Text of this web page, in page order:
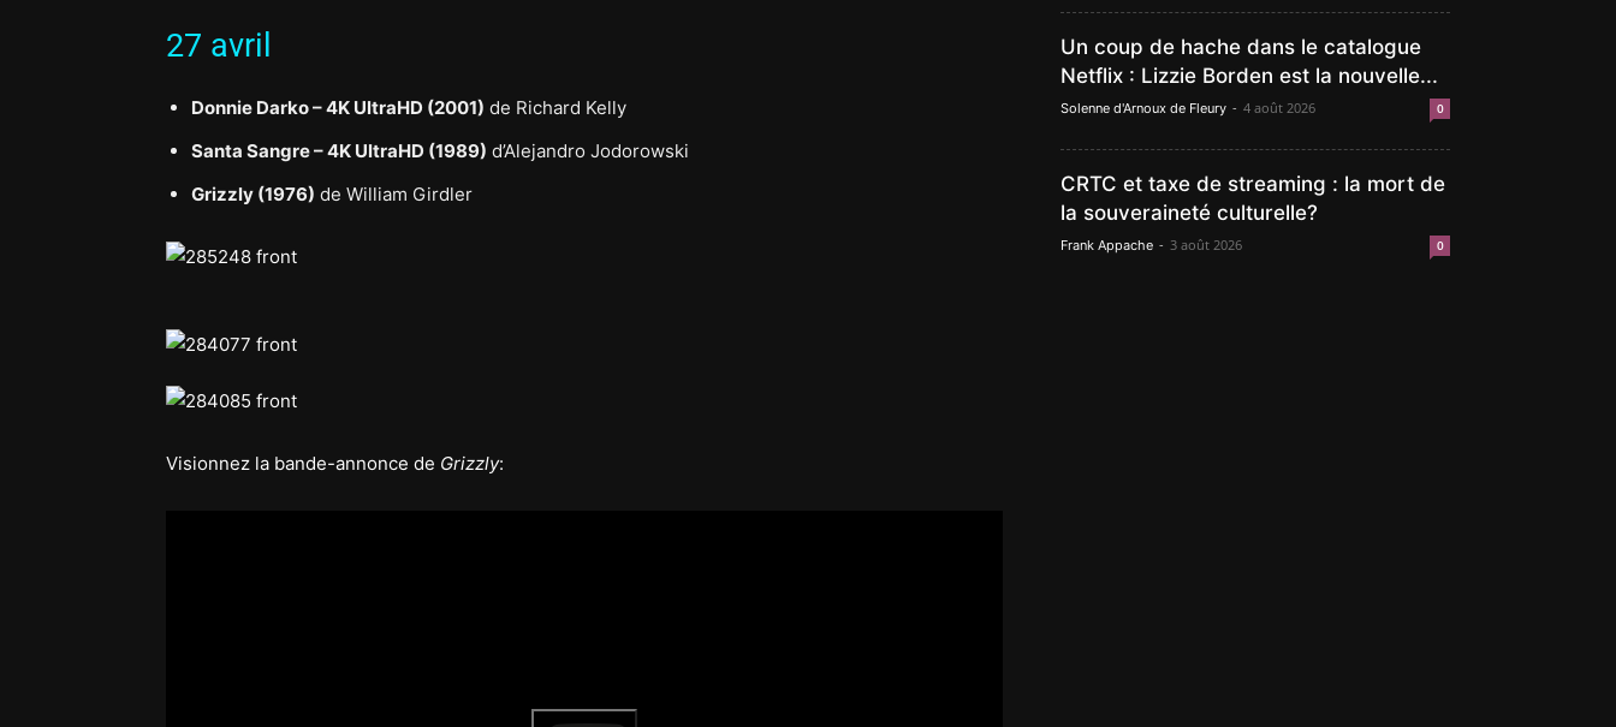
27 avril
Donnie Darko – 4K UltraHD (2001) de Richard Kelly
Santa Sangre – 4K UltraHD (1989) d’Alejandro Jodorowski
Grizzly (1976) de William Girdler
Visionnez la bande-annonce de Grizzly:
Un coup de hache dans le catalogue
Netflix : Lizzie Borden est la nouvelle...
Solenne d'Arnoux de Fleury - 4 août 2026 0
CRTC et taxe de streaming : la mort de
la souveraineté culturelle?
Frank Appache - 3 août 2026 0